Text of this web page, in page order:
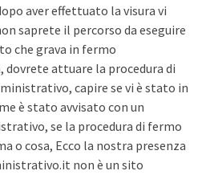
aver effettuato la visura vi
saprete il percorso da eseguire
che grava in fermo
attuare la procedura di
capire se vi è stato in
è stato avvisato con un
se la procedura di fermo
cosa, Ecco la nostra presenza
non è un sito